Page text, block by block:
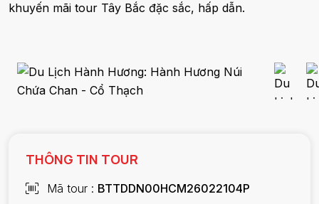
khuyến mãi tour Tây Bắc đặc sắc, hấp dẫn.
THÔNG TIN TOUR
Mã tour
BTTDDN00HCM26022104P